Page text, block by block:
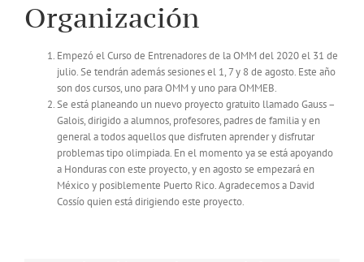
Organización
Empezó el Curso de Entrenadores de la OMM del 2020 el 31 de
julio. Se tendrán además sesiones el 1, 7 y 8 de agosto. Este año
son dos cursos, uno para OMM y uno para OMMEB.
Se está planeando un nuevo proyecto gratuito llamado Gauss –
Galois, dirigido a alumnos, profesores, padres de familia y en
general a todos aquellos que disfruten aprender y disfrutar
problemas tipo olimpiada. En el momento ya se está apoyando
a Honduras con este proyecto, y en agosto se empezará en
México y posiblemente Puerto Rico. Agradecemos a David
Cossío quien está dirigiendo este proyecto.